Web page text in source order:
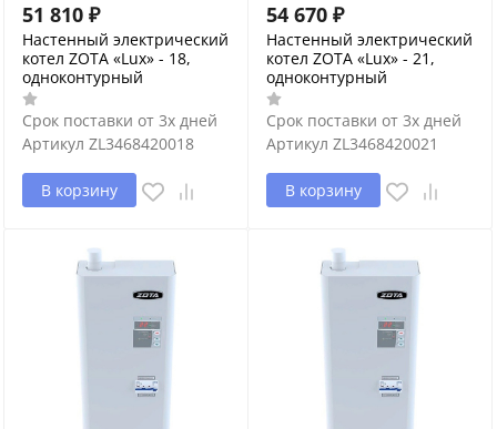
51 810 ₽
Настенный электрический
котел ZOTA «Lux» - 18,
одноконтурный
Срок поставки от 3х дней
Артикул ZL3468420018
В корзину
54 670 ₽
Настенный электрический
котел ZOTA «Lux» - 21,
одноконтурный
Срок поставки от 3х дней
Артикул ZL3468420021
В корзину